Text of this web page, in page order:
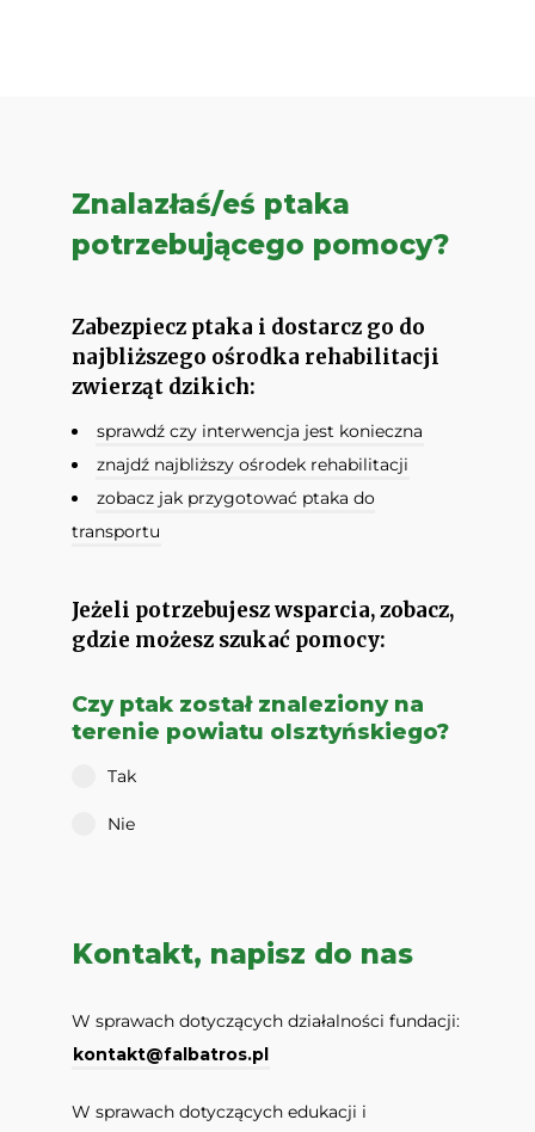
Znalazłaś/eś ptaka
potrzebującego pomocy?
Zabezpiecz ptaka i dostarcz go do
najbliższego ośrodka rehabilitacji
zwierząt dzikich:
sprawdź czy interwencja jest konieczna
znajdź najbliższy ośrodek rehabilitacji
zobacz jak przygotować ptaka do
transportu
Jeżeli potrzebujesz wsparcia, zobacz,
gdzie możesz szukać pomocy:
Czy ptak został znaleziony na
terenie powiatu olsztyńskiego?
Tak
Nie
Kontakt, napisz do nas
W sprawach dotyczących działalności fundacji:
kontakt@falbatros.pl
W sprawach dotyczących edukacji i